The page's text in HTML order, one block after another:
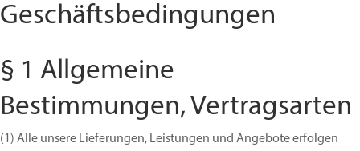
Geschäftsbedingungen
§ 1 Allgemeine
Bestimmungen, Vertragsarten
(1) Alle unsere Lieferungen, Leistungen und Angebote erfolgen